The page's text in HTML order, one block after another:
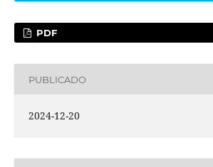
PDF
PUBLICADO
2024-12-20